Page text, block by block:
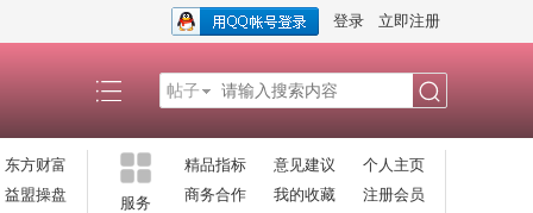
登录 立即注册
帖子
东方财富
益盟操盘
服务
精品指标 意见建议
个人主页
商务合作
我的收藏 注册会员